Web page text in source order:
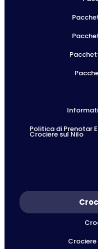
Politica di Prenotar
Crociere sul Nilo